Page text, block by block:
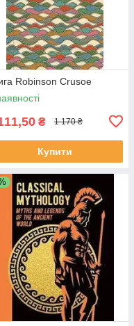
Robinson Crusoe
₴ 1 170 ₴
Купити